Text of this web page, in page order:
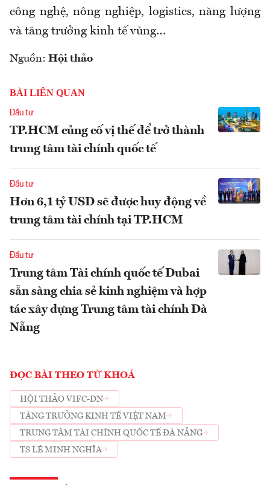
công nghệ, nông nghiệp, logistics, năng lượng
và tăng trưởng kinh tế vùng…
Nguồn: Hội thảo
BÀI LIÊN QUAN
Đầu tư
TP.HCM củng cố vị thế để trở thành
trung tâm tài chính quốc tế
Đầu tư
Hơn 6,1 tỷ USD sẽ được huy động về
trung tâm tài chính tại TP.HCM
Đầu tư
Trung tâm Tài chính quốc tế Dubai
sẵn sàng chia sẻ kinh nghiệm và hợp
tác xây dựng Trung tâm tài chính Đà
Nẵng
ĐỌC BÀI THEO TỪ KHOÁ
HỘI THẢO VIFC-DN
TĂNG TRƯỞNG KINH TẾ VIỆT NAM
TRUNG TÂM TÀI CHÍNH QUỐC TẾ ĐÀ NẴNG
TS LÊ MINH NGHĨA